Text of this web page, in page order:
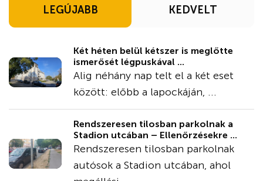
LEGÚJABB KEDVELT
Két héten belül kétszer is meglőtte
ismerősét légpuskával ...
Alig néhány nap telt el a két eset
között: előbb a lapockáján, ...
Rendszeresen tilosban parkolnak a
Stadion utcában – Ellenőrzésekre ...
Rendszeresen tilosban parkolnak
autósok a Stadion utcában, ahol